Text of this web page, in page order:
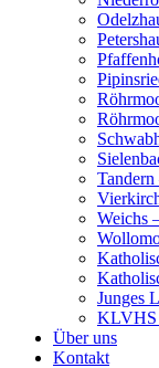
Tandern
Weichs
Junges
KLVHS
Über uns
Kontakt